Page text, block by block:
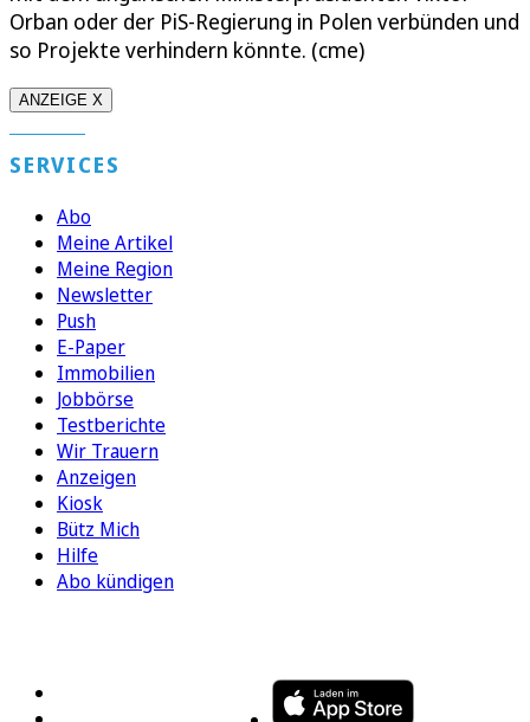
Orban oder der PiS-Regierung in Polen verbünden und
so Projekte verhindern könnte. (cme)
ANZEIGE X
SERVICES
Abo
Meine Artikel
Meine Region
Newsletter
Push
E-Paper
Immobilien
Jobbörse
Testberichte
Wir Trauern
Anzeigen
Kiosk
Bütz Mich
Hilfe
Abo kündigen